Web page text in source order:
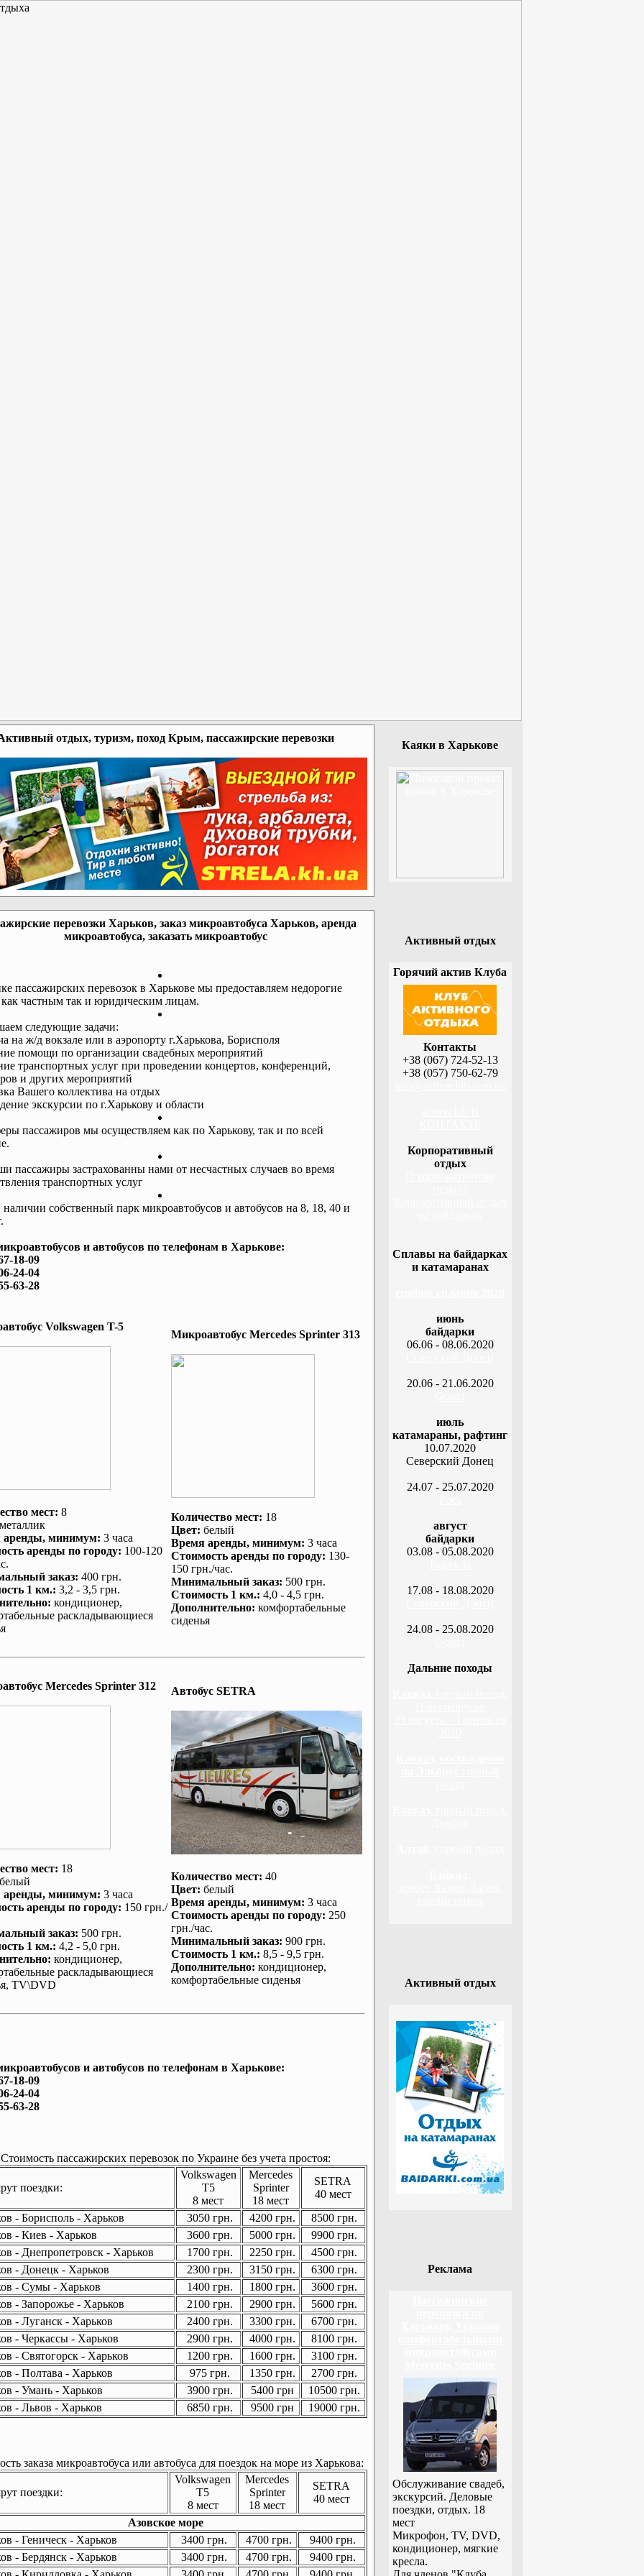
отдых, туризм, поход Крым, пассажирские перевозки
перевозки Харьков, заказ микроавтобуса Харьков, аренда
микроавтобуса, заказать микроавтобус
пассажирских перевозок в Харькове мы предоставляем недорогие
как частным так и юридическим лицам.
следующие задачи:
на ж/д вокзале или в аэропорту г.Харькова, Борисполя
помощи по организации свадебных мероприятий
транспортных услуг при проведении концертов, конференций,
и других мероприятий
Вашего коллектива на отдых
экскурсии по г.Харькову и области
пассажиров мы осуществляем как по Харькову, так и по всей
пассажиры застрахованны нами от несчастных случаев во время
транспортных услуг
собственный парк микроавтобусов и автобусов на 8, 18, 40 и
и автобусов по телефонам в Харькове:
18-09
24-04
63-28
Volkswagen T-5
мест: 8
металлик
аренды, минимум: 3 часа
аренды по городу: 100-120
заказ: 400 грн.
1 км.: 3,2 - 3,5 грн.
: кондиционер,
раскладывающиеся
Микроавтобус Mеrcedes Sprinter 313
Количество мест: 18
Цвет: белый
Время аренды, минимум: 3 часа
Стоимость аренды по городу: 130-
150 грн./час.
Минимальный заказ: 500 грн.
Стоимость 1 км.: 4,0 - 4,5 грн.
Дополнительно: комфортабельные
сиденья
Mеrcedes Sprinter 312
мест: 18
белый
аренды, минимум: 3 часа
аренды по городу: 150 грн./
заказ: 500 грн.
1 км.: 4,2 - 5,0 грн.
: кондиционер,
раскладывающиеся
TV\DVD
Автобус SETRA
Количество мест: 40
Цвет: белый
Время аренды, минимум: 3 часа
Стоимость аренды по городу: 250
грн./час.
Минимальный заказ: 900 грн.
Стоимость 1 км.: 8,5 - 9,5 грн.
Дополнительно: кондиционер,
комфортабельные сиденья
и автобусов по телефонам в Харькове:
18-09
24-04
63-28
Стоимость пассажирских перевозок по Украине без учета простоя:
поездки:
Volkswagen
T5
8 мест
Mercedes
Sprinter
18 мест
SETRA
40 мест
- Борисполь - Харьков
3050 грн. 4200 грн.
8500 грн.
- Киев - Харьков
3600 грн. 5000 грн.
9900 грн.
- Днепропетровск - Харьков
1700 грн. 2250 грн.
4500 грн.
- Донецк - Харьков
2300 грн. 3150 грн.
6300 грн.
- Сумы - Харьков
1400 грн. 1800 грн.
3600 грн.
- Запорожье - Харьков
2100 грн. 2900 грн.
5600 грн.
- Луганск - Харьков
2400 грн. 3300 грн.
6700 грн.
- Черкассы - Харьков
2900 грн. 4000 грн.
8100 грн.
- Святогорск - Харьков
1200 грн. 1600 грн.
3100 грн.
- Полтава - Харьков
975 грн. 1350 грн.
2700 грн.
- Умань - Харьков
3900 грн. 5400 грн
10500 грн.
- Львов - Харьков
6850 грн. 9500 грн 19000 грн.
заказа микроавтобуса или автобуса для поездок на море из Харькова:
поездки:
Volkswagen
T5
8 мест
Mercedes
Sprinter
18 мест
SETRA
40 мест
Азовское море
- Геническ - Харьков
3400 грн. 4700 грн.
9400 грн.
- Бердянск - Харьков
3400 грн. 4700 грн.
9400 грн.
Каяки в Харькове
Активный отдых
Горячий актив Клуба
Контакты
+38 (067) 724-52-13
+38 (057) 750-62-79
Корпоративный
отдых
Сплавы на байдарках
и катамаранах
июнь
байдарки
06.06 - 08.06.2020
20.06 - 21.06.2020
июль
катамараны, рафтинг
10.07.2020
Северский Донец
24.07 - 25.07.2020
август
байдарки
03.08 - 05.08.2020
17.08 - 18.08.2020
24.08 - 25.08.2020
Дальние походы
Активный отдых
Реклама
Обслуживание свадеб,
экскурсий. Деловые
поездки, отдых. 18
мест
Микрофон, TV, DVD,
кондиционер, мягкие
кресла.